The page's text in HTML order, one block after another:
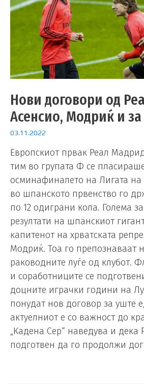
Нови договори од
Асенсио, Модриќ и
03.11.2022
Европскиот првак Реал
тим во групата Ф се
осминафиналето на Лигата
во шпанското првенство го
по 12 одиграни кола. Голема
резултати на шпанскиот
капитенот на хрватската
Модриќ. Тоа го препознаваат
раководните луѓе од клубот.
и соработниците се
доцните играчки години на
понудат нов договор за уште
актуелниот е со важност до
„Кадена Сер“ наведува и
подготвен да го продолжи